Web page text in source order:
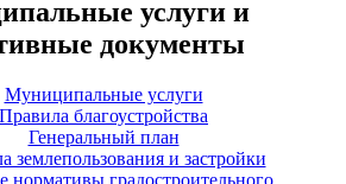
услуги и
документы
Муниципальные услуги
Правила благоустройства
Генеральный план
землепользования и застройки
нормативы градостроительного